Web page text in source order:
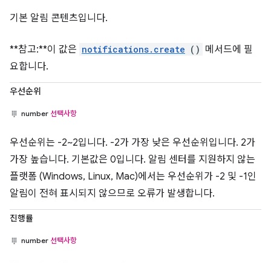
기본 알림 콘텐츠입니다.
**참고:**이 값은 notifications.create () 메서드에 필
요합니다.
우선순위
number 선택사항
우선순위는 -2~2입니다. -2가 가장 낮은 우선순위입니다. 2가
가장 높습니다. 기본값은 0입니다. 알림 센터를 지원하지 않는
플랫폼 (Windows, Linux, Mac)에서는 우선순위가 -2 및 -1인
알림이 전혀 표시되지 않으므로 오류가 발생합니다.
진행률
number 선택사항